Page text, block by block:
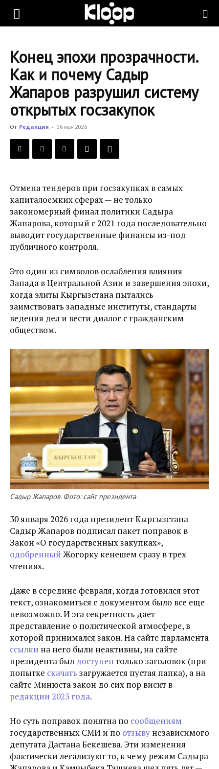
KLOOP.KG
Новости
Кыргызстана
Конец эпохи прозрачности.
Как и почему Садыр
Жапаров разрушил систему
открытых госзакупок
От Редакция - 06 мая 2026
Отмена тендеров при госзакупках в самых
капиталоемких сферах — не только
закономерный финал политики Садыра
Жапарова, который с 2021 года последовательно
выводит государственные финансы из-под
публичного контроля.
Это один из символов ослабления влияния
Запада в Центральной Азии и завершения эпохи,
когда элиты Кыргызстана пытались
заимствовать западные институты, стандарты
ведения дел и вести диалог с гражданским
обществом.
Садыр Жапаров. Фото: сайт президента
30 января 2026 года президент Кыргызстана
Садыр Жапаров подписал пакет поправок в
Закон «О государственных закупках»,
одобренныйЖогорку кенешем сразу в трех
чтениях.
Даже в середине февраля, когда готовился этот
текст, ознакомиться с документом было все еще
невозможно. И эта секретность дает
представление о политической атмосфере, в
которой принимался закон. На сайте парламента
ссылки на него были неактивны, на сайте
президента был доступен только заголовок (при
попытке скачать загружается пустая папка), а на
сайте Минюста закон до сих пор висит в
редакции 2023 года.
Но суть поправок понятна по сообщениям
государственных СМИ и по отзыву независимого
депутата Дастана Бекешева. Эти изменения
фактически легализуют то, к чему режим Садыра